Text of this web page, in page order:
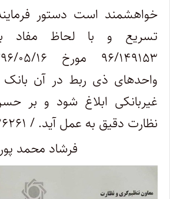
خواهشمند است دستور
تسریع و با لحاظ مفاد
واحدهای ذی ربط در آن بانک
غیربانکی ابلاغ شود و بر
نظارت دقیق به عمل آید. / ۶۸۲۶۲۶۱
فرشاد محمد پور